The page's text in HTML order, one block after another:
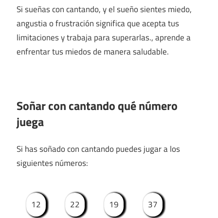
Si sueñas con cantando, y el sueño sientes miedo,
angustia o frustración significa que acepta tus
limitaciones y trabaja para superarlas., aprende a
enfrentar tus miedos de manera saludable.
Soñar con cantando qué número
juega
Si has soñado con cantando puedes jugar a los
siguientes números:
12 22 19 37